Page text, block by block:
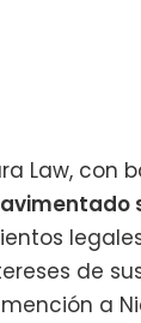
Law, con
de
a